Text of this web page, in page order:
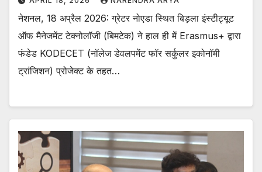
नेशनल, 18 अप्रैल 2026: ग्रेटर नोएडा स्थित बिड़ला इंस्टीट्यूट
ऑफ मैनेजमेंट टेक्नोलॉजी (बिमटेक) ने हाल ही में Erasmus+ द्वारा
फंडेड KODECET (नॉलेज डेवलपमेंट फॉर सर्कुलर इकोनॉमी
ट्रांजिशन) प्रोजेक्ट के तहत…